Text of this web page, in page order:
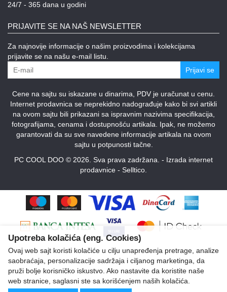
24/7 - 365 dana u godini
PRIJAVITE SE NA NAŠ NEWSLETTER
Za najnovije informacije o našim proizvodima i kolekcijama
prijavite se na našu e-mail listu.
Prijavi se
Cene na sajtu su iskazane u dinarima, PDV je uračunat u cenu.
Internet prodavnica se neprekidno nadograđuje kako bi svi artikli
na ovom sajtu bili prikazani sa ispravnim nazivima specifikacija,
fotografijama, cenama i dostupnošću artikala. Ipak, ne možemo
garantovati da su sve navedene informacije artikala na ovom
sajtu u potpunosti tačne.
PC COOL DOO © 2026. Sva prava zadržana. - Izrada internet
prodavnice - Selltico.
Upotreba kolačića (eng. Cookies)
Ovaj web sajt koristi kolačiće u cilju unapređenja pretrage, analize
saobraćaja, personalizacije sadržaja i ciljanog marketinga, da
pruži bolje korisničko iskustvo. Ako nastavite da koristite naše
web stranice, saglasni ste sa korišćenjem naših kolačića.